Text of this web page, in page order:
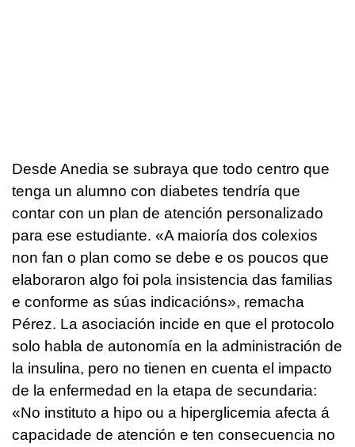
Desde Anedia se subraya que todo centro que
tenga un alumno con diabetes tendría que
contar con un plan de atención personalizado
para ese estudiante. «A maioría dos colexios
non fan o plan como se debe e os poucos que
elaboraron algo foi pola insistencia das familias
e conforme as súas indicacións», remacha
Pérez. La asociación incide en que el protocolo
solo habla de autonomía en la administración de
la insulina, pero no tienen en cuenta el impacto
de la enfermedad en la etapa de secundaria:
«No instituto a hipo ou a hiperglicemia afecta á
capacidade de atención e ten consecuencia no